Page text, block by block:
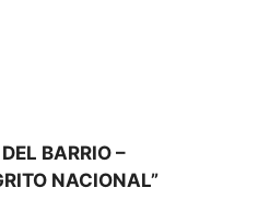
BARRIO –
NACIONAL”